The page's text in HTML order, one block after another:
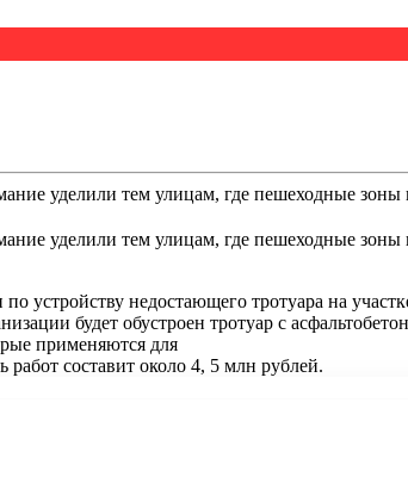
уделили тем улицам, где пешеходные
уделили тем улицам, где пешеходные
устройству недостающего тротуара на
будет обустроен тротуар с
применяются для
составит около 4, 5 млн рублей.